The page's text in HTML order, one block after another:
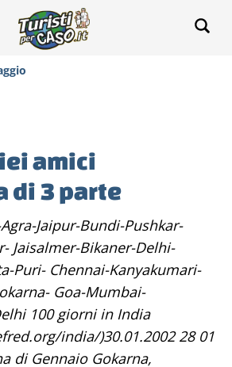
amici
di 3 parte
Jaisalmer-Bikaner-Delhi-
Puri- Chennai-Kanyakumari-
Goa-Mumbai-
100 giorni in India
india/)30.01.2002 28 01
di Gennaio Gokarna,